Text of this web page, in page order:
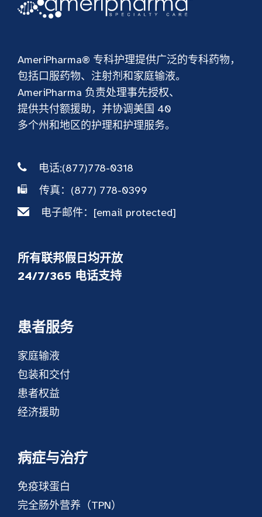
AmeriPharma® 专科护理提供广泛的专科药物，
包括口服药物、注射剂和家庭输液。
AmeriPharma 负责处理事先授权、
提供共付额援助，并协调美国 40
多个州和地区的护理和护理服务。
电话:(877)778-0318
传真：(877) 778-0399
电子邮件： [email protected]
所有联邦假日均开放
24/7/365 电话支持
患者服务
家庭输液
包装和交付
患者权益
经济援助
病症与治疗
免疫球蛋白
完全肠外营养（TPN）